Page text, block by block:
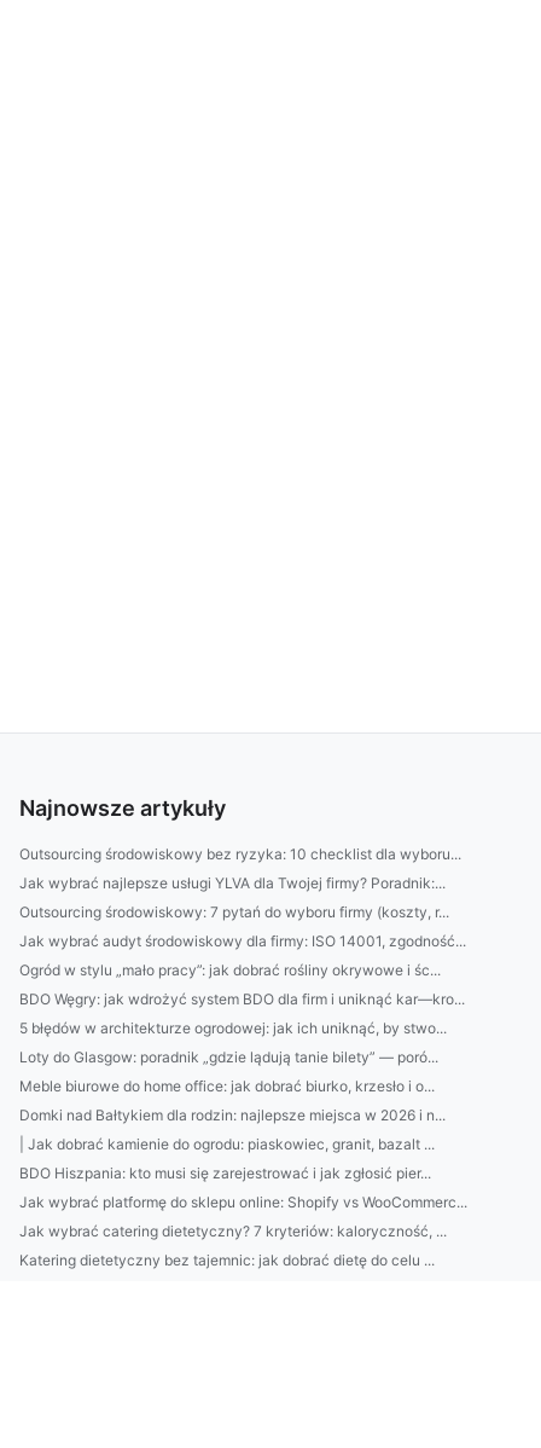
Najnowsze artykuły
Outsourcing środowiskowy bez ryzyka: 10 checklist dla wyboru...
Jak wybrać najlepsze usługi YLVA dla Twojej firmy? Poradnik:...
Outsourcing środowiskowy: 7 pytań do wyboru firmy (koszty, r...
Jak wybrać audyt środowiskowy dla firmy: ISO 14001, zgodność...
Ogród w stylu „mało pracy”: jak dobrać rośliny okrywowe i śc...
BDO Węgry: jak wdrożyć system BDO dla firm i uniknąć kar—kro...
5 błędów w architekturze ogrodowej: jak ich uniknąć, by stwo...
Loty do Glasgow: poradnik „gdzie lądują tanie bilety” — poró...
Meble biurowe do home office: jak dobrać biurko, krzesło i o...
Domki nad Bałtykiem dla rodzin: najlepsze miejsca w 2026 i n...
| Jak dobrać kamienie do ogrodu: piaskowiec, granit, bazalt ...
BDO Hiszpania: kto musi się zarejestrować i jak zgłosić pier...
Jak wybrać platformę do sklepu online: Shopify vs WooCommerc...
Jak wybrać catering dietetyczny? 7 kryteriów: kaloryczność, ...
Katering dietetyczny bez tajemnic: jak dobrać dietę do celu ...